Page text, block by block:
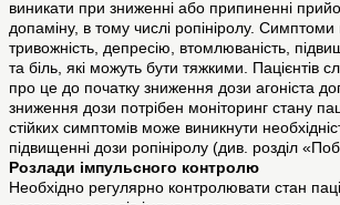
виникати при зниженні або припиненні
допаміну, в тому числі ропініролу.
тривожність, депресію, втомлюваність,
та біль, які можуть бути тяжкими. Пацієнтів
про це до початку зниження дози агоніста
зниження дози потрібен моніторинг стану
стійких симптомів може виникнути
підвищенні дози ропініролу (див. розділ
Розлади імпульсного контролю
Необхідно регулярно контролювати стан